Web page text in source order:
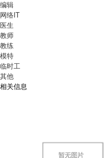
编辑
网络IT
医生
教师
教练
模特
临时工
其他
相关信息